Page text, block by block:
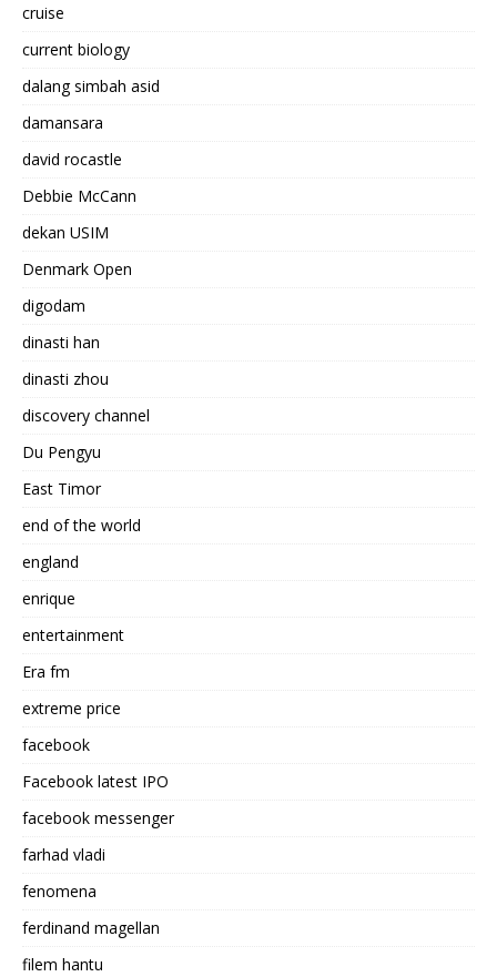
cruise
current biology
dalang simbah asid
damansara
david rocastle
Debbie McCann
dekan USIM
Denmark Open
digodam
dinasti han
dinasti zhou
discovery channel
Du Pengyu
East Timor
end of the world
england
enrique
entertainment
Era fm
extreme price
facebook
Facebook latest IPO
facebook messenger
farhad vladi
fenomena
ferdinand magellan
filem hantu